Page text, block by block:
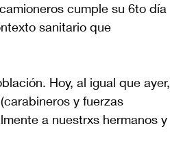
cumple su 6to día
sanitario que
Hoy, al igual que ayer,
y fuerzas
a nuestrxs hermanos y